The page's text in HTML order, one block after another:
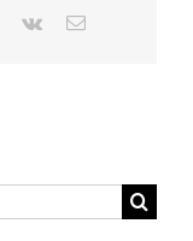
Pinterest
Vk Email